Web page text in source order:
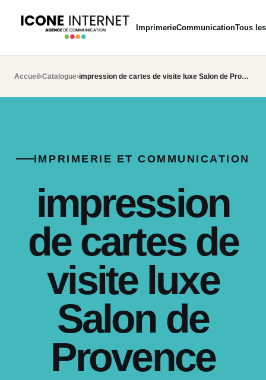
ImprimerieCommunicationTous
Accueil ›Catalogue› impression de cartes de visite luxe Salon de Provence
IMPRIMERIE ET COMMUNICATION
impression
de cartes de
visite luxe
Salon de
Provence